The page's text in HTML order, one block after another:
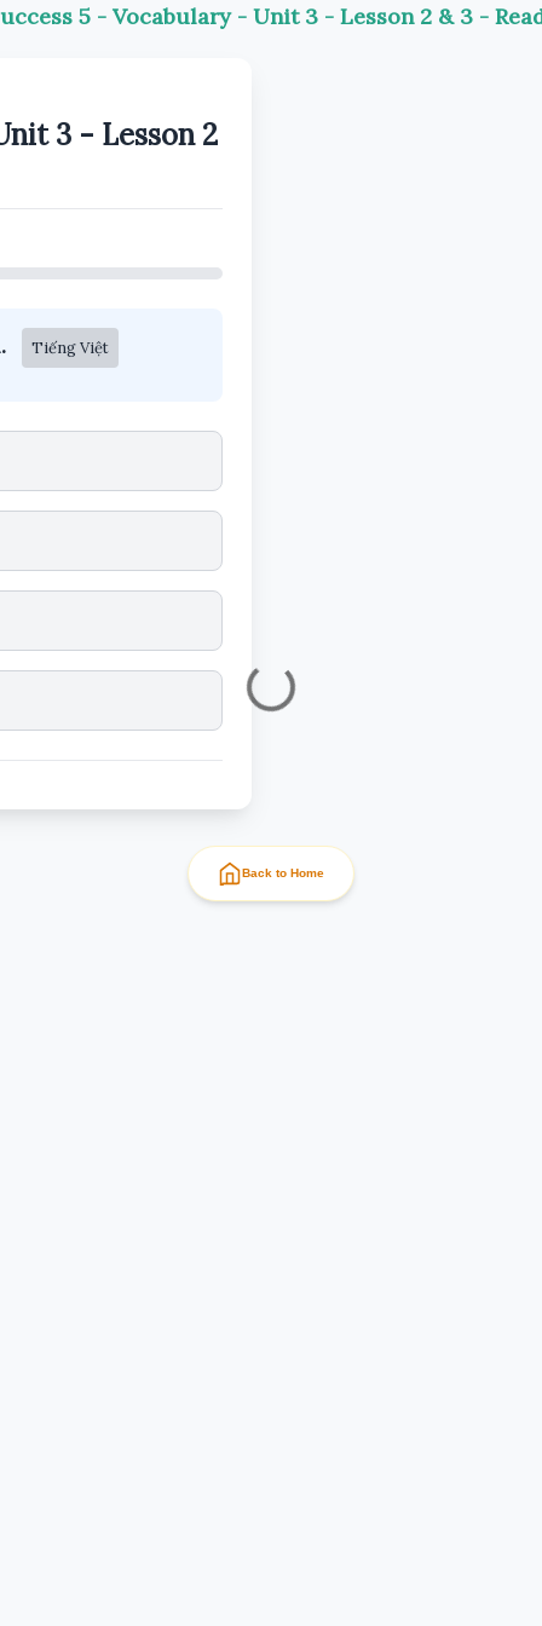
5 - Vocabulary - Unit 3 - Lesson 2 & 3 -
3 - Lesson 2
Tiếng Việt
Back to Home